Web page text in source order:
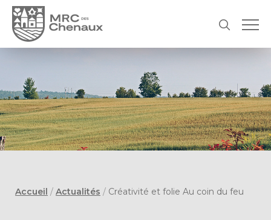
Accueil / Actualités / Créativité et folie Au coin du feu